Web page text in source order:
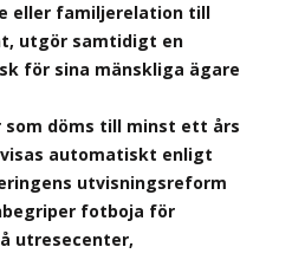
eller familjerelation till
utgör samtidigt en
för sina mänskliga ägare
som döms till minst ett års
automatiskt enligt
utvisningsreform
fotboja för
utresecenter,